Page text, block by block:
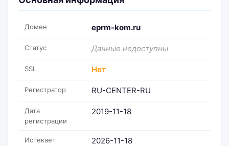
Домен eprm-kom.ru
Статус Данные недоступны
SSL Нет
Регистратор RU-CENTER-RU
Дата
регистрации
2019-11-18
Истекает 2026-11-18